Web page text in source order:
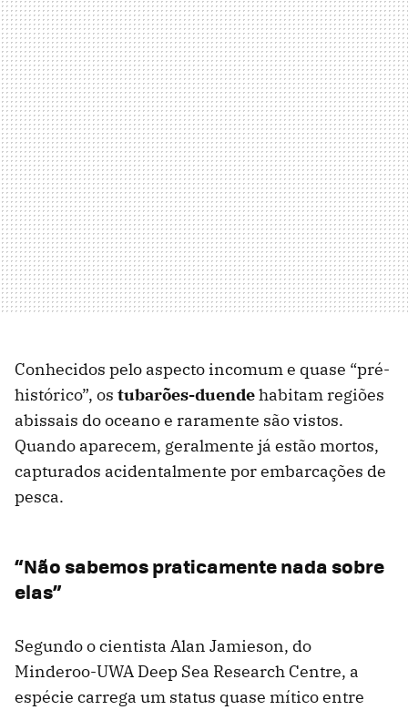
Conhecidos pelo aspecto incomum e quase “pré-
histórico”, os tubarões-duendehabitam regiões
abissais do oceano e raramente são vistos.
Quando aparecem, geralmente já estão mortos,
capturados acidentalmente por embarcações de
pesca.
“Não sabemos praticamente nada sobre
elas”
Segundo o cientista Alan Jamieson, do
Minderoo-UWA Deep Sea Research Centre, a
espécie carrega um status quase mítico entre